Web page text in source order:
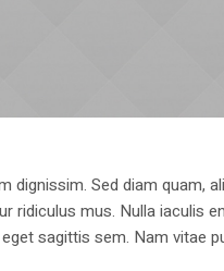
Sed diam quam,
mus. Nulla iaculis
sagittis sem. Nam vitae